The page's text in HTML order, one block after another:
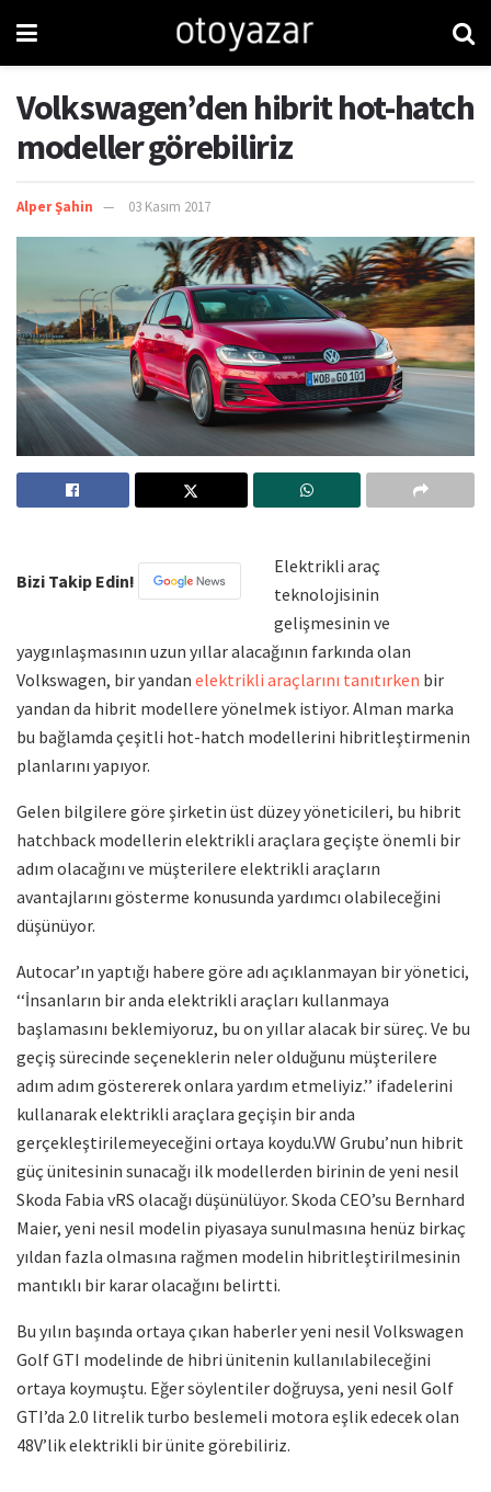
Volkswagen’den hibrit hot-hatch
modeller görebiliriz
Alper Şahin 03 Kasım 2017
Bizi Takip Edin!
Elektrikli araç
teknolojisinin
gelişmesinin ve
yaygınlaşmasının uzun yıllar alacağının farkında olan
Volkswagen, bir yandan elektrikli araçlarını tanıtırken bir
yandan da hibrit modellere yönelmek istiyor. Alman marka
bu bağlamda çeşitli hot-hatch modellerini hibritleştirmenin
planlarını yapıyor.
Gelen bilgilere göre şirketin üst düzey yöneticileri, bu hibrit
hatchback modellerin elektrikli araçlara geçişte önemli bir
adım olacağını ve müşterilere elektrikli araçların
avantajlarını gösterme konusunda yardımcı olabileceğini
düşünüyor.
Autocar’ın yaptığı habere göre adı açıklanmayan bir yönetici,
‘‘İnsanların bir anda elektrikli araçları kullanmaya
başlamasını beklemiyoruz, bu on yıllar alacak bir süreç. Ve bu
geçiş sürecinde seçeneklerin neler olduğunu müşterilere
adım adım göstererek onlara yardım etmeliyiz.’’ ifadelerini
kullanarak elektrikli araçlara geçişin bir anda
gerçekleştirilemeyeceğini ortaya koydu.VW Grubu’nun hibrit
güç ünitesinin sunacağı ilk modellerden birinin de yeni nesil
Skoda Fabia vRS olacağı düşünülüyor. Skoda CEO’su Bernhard
Maier, yeni nesil modelin piyasaya sunulmasına henüz birkaç
yıldan fazla olmasına rağmen modelin hibritleştirilmesinin
mantıklı bir karar olacağını belirtti.
Bu yılın başında ortaya çıkan haberler yeni nesil Volkswagen
Golf GTI modelinde de hibri ünitenin kullanılabileceğini
ortaya koymuştu. Eğer söylentiler doğruysa, yeni nesil Golf
GTI’da 2.0 litrelik turbo beslemeli motora eşlik edecek olan
48V’lik elektrikli bir ünite görebiliriz.